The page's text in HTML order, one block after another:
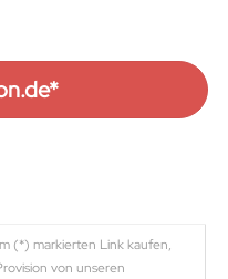
(*) markierten Link kaufen,
von unseren